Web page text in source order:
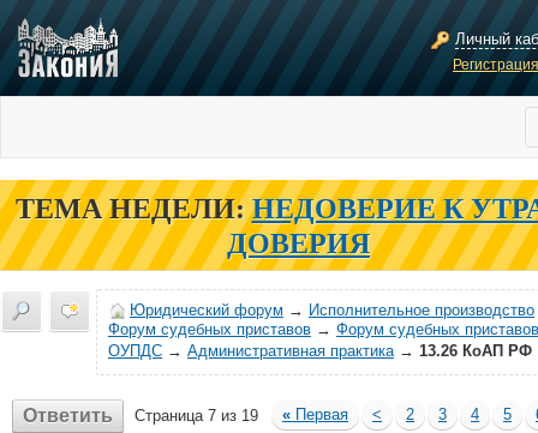
Личный
ТЕМА НЕДЕЛИ: НЕДОВЕРИЕ К
ДОВЕРИЯ
Юридический форум → Исполнительное производство
Форум судебных приставов → Форум судебных
ОУПДС → Административная практика→ 13.26 КоАП РФ
Ответить Страница 7 из 19 « Первая < 2 3 4 5